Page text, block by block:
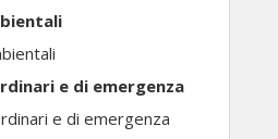
e di emergenza
e di emergenza